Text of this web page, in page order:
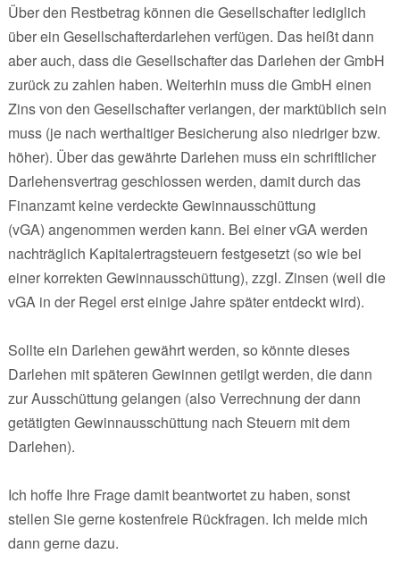
Über den Restbetrag können die Gesellschafter lediglich
über ein Gesellschafterdarlehen verfügen. Das heißt dann
aber auch, dass die Gesellschafter das Darlehen der GmbH
zurück zu zahlen haben. Weiterhin muss die GmbH einen
Zins von den Gesellschafter verlangen, der marktüblich sein
muss (je nach werthaltiger Besicherung also niedriger bzw.
höher). Über das gewährte Darlehen muss ein schriftlicher
Darlehensvertrag geschlossen werden, damit durch das
Finanzamt keine verdeckte Gewinnausschüttung
(vGA) angenommen werden kann. Bei einer vGA werden
nachträglich Kapitalertragsteuern festgesetzt (so wie bei
einer korrekten Gewinnausschüttung), zzgl. Zinsen (weil die
vGA in der Regel erst einige Jahre später entdeckt wird).
Sollte ein Darlehen gewährt werden, so könnte dieses
Darlehen mit späteren Gewinnen getilgt werden, die dann
zur Ausschüttung gelangen (also Verrechnung der dann
getätigten Gewinnausschüttung nach Steuern mit dem
Darlehen).
Ich hoffe Ihre Frage damit beantwortet zu haben, sonst
stellen Sie gerne kostenfreie Rückfragen. Ich melde mich
dann gerne dazu.